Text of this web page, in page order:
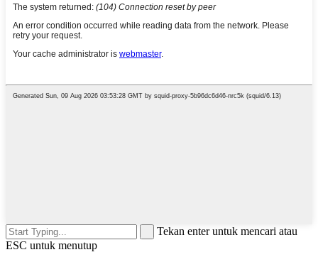
Tekan enter untuk mencari atau
ESC untuk menutup